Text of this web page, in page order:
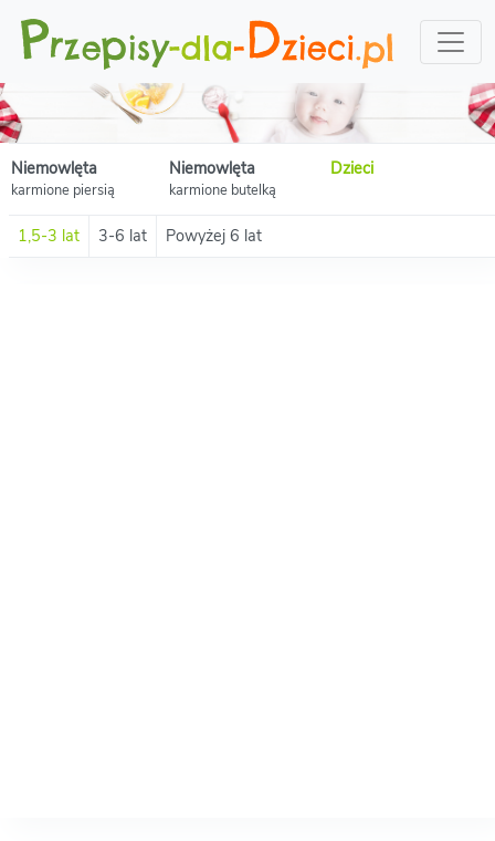
Niemowlęta
karmione piersią
Niemowlęta
karmione butelką
Dzieci
1,5-3 lat 3-6 lat Powyżej 6 lat